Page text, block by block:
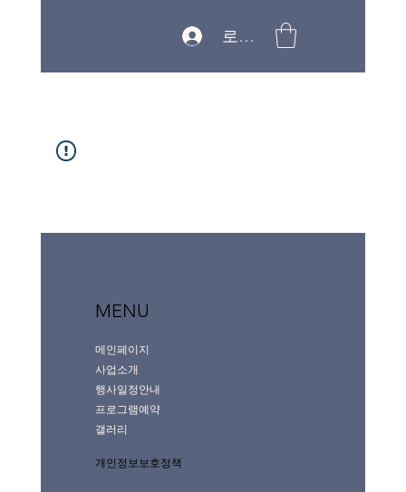
로그인
MENU
메인페이지
사업소개
행사일정안내
프로그램예약
갤러리
개인정보보호정책